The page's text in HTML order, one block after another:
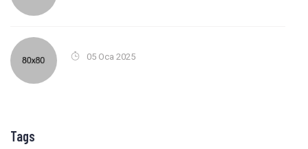
05 Oca 2025
Tags